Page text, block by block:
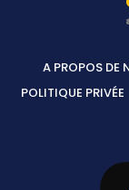
A PROPOS DE
POLITIQUE PRIVÉE